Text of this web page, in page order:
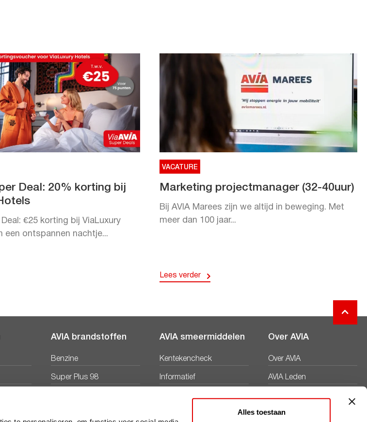
Alles toestaan
Deal: 20% korting bij
Deal: €25 korting bij ViaLuxury
een ontspannen nachtje...
VACATURE
Marketing projectmanager (32-40uur)
Bij AVIA Marees zijn we altijd in beweging. Met
meer dan 100 jaar...
Lees verder
AVIA brandstoffen
Benzine
Super Plus 98
AVIA smeermiddelen
Kentekencheck
Informatief
Over AVIA
Over AVIA
AVIA Leden
Duurzaamheid